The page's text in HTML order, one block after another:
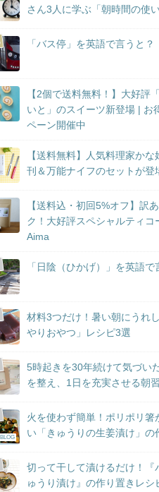
さん3人に学ぶ「朝時間の使い
「バス停」を英語で言うと？
【2個で送料無料！】大好評
いと」のスイーツ新登場 | お
ペーン開催中
【送料無料】人気料理家か
刊＆万能ナイフのセットが登
【送料込・初回5%オフ】訳
ク！大好評スペシャルティコ
Aima
「日陰（ひかげ）」を英語で
材料3つだけ！暑い朝にうれ
やりおやつ」レシピ3選
5時起きを30年続けて気づい
を整え、1日を充実させる朝
BLOG
火を使わず簡単！ポリポリ箸
い「きゅうりの生姜漬け」の
切って干して漬けるだけ！『
ゅうり漬け』の作り置きレシ